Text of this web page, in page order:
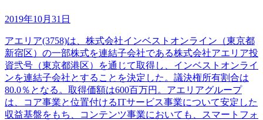
2019年10月31日
アエリア(3758)は、株式会社インベストオンライン（東京都
新宿区）の一部株式を連結子会社である株式会社アエリア投
資弐号（東京都港区）を通じて取得し、インベストオンライ
ンを連結子会社とすることを決定した。議決権所有割合は
80.0％となる。取得価額は600百万円。アエリアグループ
は、コア事業と位置付けるITサービス事業について安定した
収益基盤をもち、コンテンツ事業においても、スマートフォ